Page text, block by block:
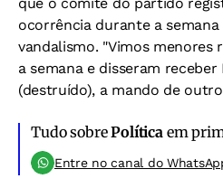
ocorrência durante a semana
vandalismo. "Vimos menores
a semana e disseram receber
(destruído), a mando de
Tudo sobrePolíticaem
Entre no canal do